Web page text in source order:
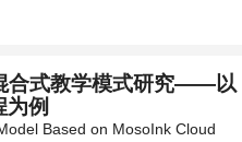
合式教学模式研究——以
为例
Based on MosoInk Cloud